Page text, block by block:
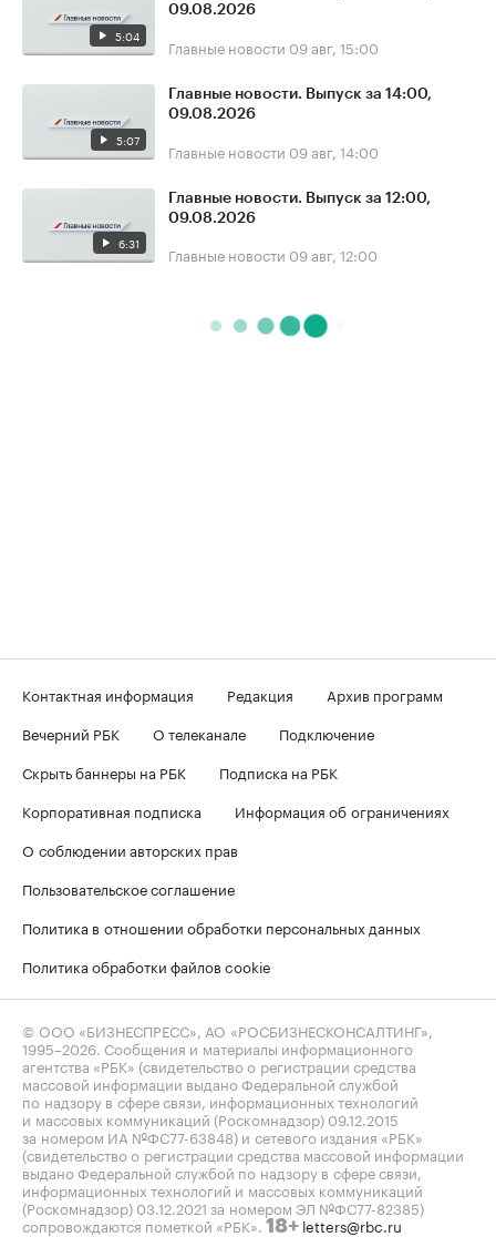
5:04
09.08.2026
Главные новости 09 авг, 15:00
5:07
Главные новости. Выпуск за 14:00,
09.08.2026
Главные новости 09 авг, 14:00
6:31
Главные новости. Выпуск за 12:00,
09.08.2026
Главные новости 09 авг, 12:00
Контактная информация Редакция
Архив программ
Вечерний РБК
О телеканале
Подключение
Скрыть баннеры на РБК
Подписка на РБК
Корпоративная подписка
Информация об ограничениях
О соблюдении авторских прав
Пользовательское соглашение
Политика в отношении обработки персональных данных
Политика обработки файлов cookie
© ООО «БИЗНЕСПРЕСС», АО «РОСБИЗНЕСКОНСАЛТИНГ»,
1995–2026. Сообщения и материалы информационного
агентства «РБК» (свидетельство о регистрации средства
массовой информации выдано Федеральной службой
по надзору в сфере связи, информационных технологий
и массовых коммуникаций (Роскомнадзор) 09.12.2015
за номером ИА №ФС77-63848) и сетевого издания «РБК»
(свидетельство о регистрации средства массовой информации
выдано Федеральной службой по надзору в сфере связи,
информационных технологий и массовых коммуникаций
(Роскомнадзор) 03.12.2021 за номером ЭЛ №ФС77-82385)
сопровождаются пометкой «РБК». 18+ letters@rbc.ru